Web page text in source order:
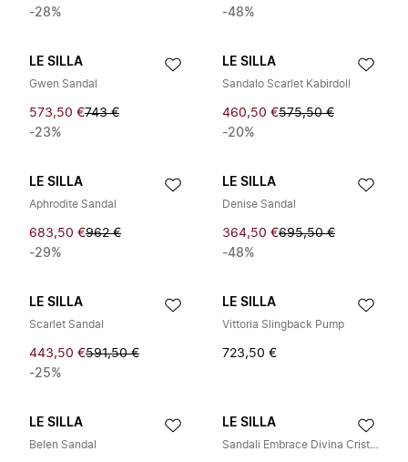
-28%
-48%
LE SILLA
Gwen Sandal
573,50 €743 €
-23%
LE SILLA
Sandalo Scarlet Kabirdoll
460,50 €575,50 €
-20%
LE SILLA
Aphrodite Sandal
683,50 €962 €
-29%
LE SILLA
Denise Sandal
364,50 €695,50 €
-48%
LE SILLA
Scarlet Sandal
443,50 €591,50 €
-25%
LE SILLA
Vittoria Slingback Pump
723,50 €
LE SILLA
Belen Sandal
LE SILLA
Sandali Embrace Divina Cristalli Taco a stiletto 10 cm